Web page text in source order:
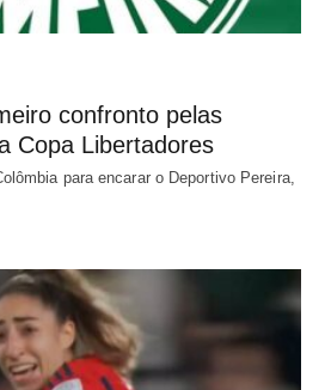
confronto pelas
Copa Libertadores
para encarar o Deportivo Pereira,